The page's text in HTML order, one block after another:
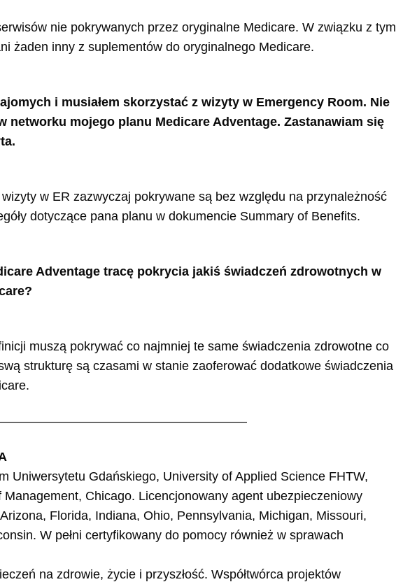
nie pokrywanych przez oryginalne Medicare. W związku z tym
żaden inny z suplementów do oryginalnego Medicare.
i musiałem skorzystać z wizyty w Emergency Room. Nie
networku mojego planu Medicare Adventage. Zastanawiam się
w ER zazwyczaj pokrywane są bez względu na przynależność
dotyczące pana planu w dokumencie Summary of Benefits.
Adventage tracę pokrycia jakiś świadczeń zdrowotnych w
muszą pokrywać co najmniej te same świadczenia zdrowotne co
strukturę są czasami w stanie zaoferować dodatkowe świadczenia
Uniwersytetu Gdańskiego, University of Applied Science FHTW,
Chicago. Licencjonowany agent ubezpieczeniowy
Florida, Indiana, Ohio, Pennsylvania, Michigan, Missouri,
W pełni certyfikowany do pomocy również w sprawach
na zdrowie, życie i przyszłość. Współtwórca projektów